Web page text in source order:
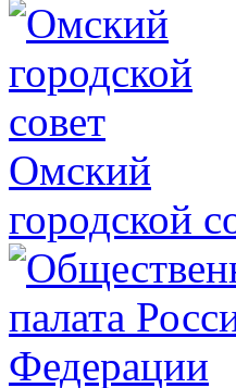
Омский
городской